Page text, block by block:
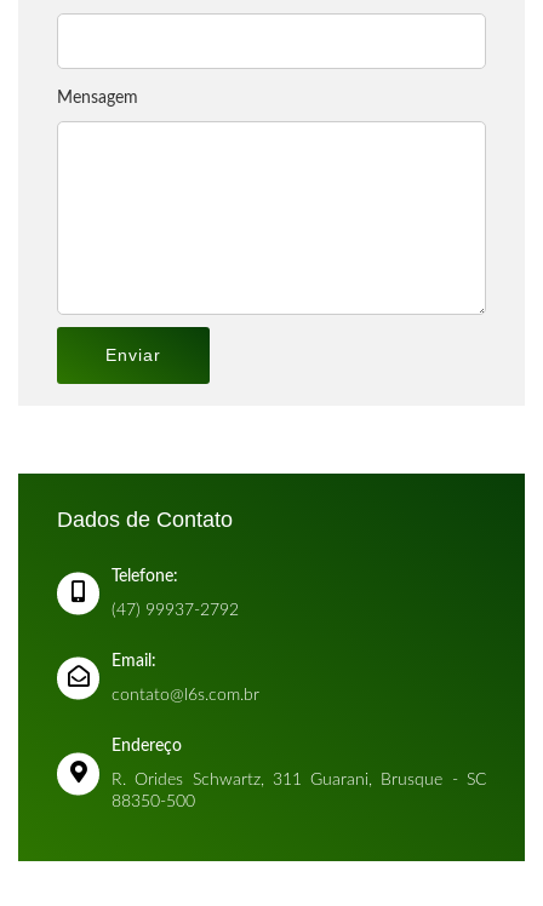
Mensagem
Dados de Contato
Telefone:
(47) 99937-2792
Email:
contato@l6s.com.br
Endereço
R. Orides Schwartz, 311 Guarani, Brusque - SC
88350-500